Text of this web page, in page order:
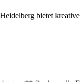
bietet